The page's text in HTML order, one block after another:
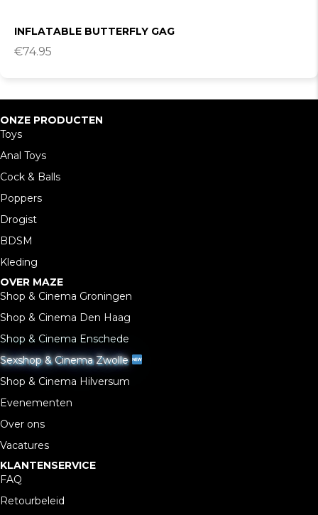
INFLATABLE BUTTERFLY GAG
€74.95
ONZE PRODUCTEN
Toys
Anal Toys
Cock & Balls
Poppers
Drogist
BDSM
Kleding
OVER MAZE
Shop & Cinema Groningen
Shop & Cinema Den Haag
Shop & Cinema Enschede
Sexshop & Cinema Zwolle
Shop & Cinema Hilversum
Evenementen
Over ons
Vacatures
KLANTENSERVICE
FAQ
Retourbeleid